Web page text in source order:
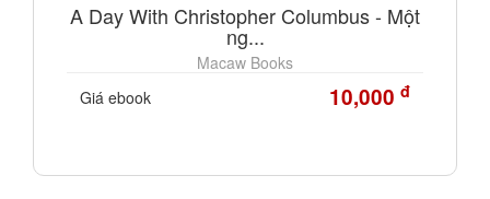
A Day With Christopher Columbus - Một
ng...
Macaw Books
Giá ebook
10,000 đ